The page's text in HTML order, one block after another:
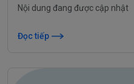
Nội dung đang được cập nhật
Đọc tiếp